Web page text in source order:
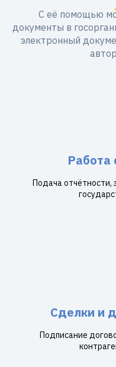
С её помощью
документы в
электронный
Работа
Подача отчётности,
Сделки и
Подписание